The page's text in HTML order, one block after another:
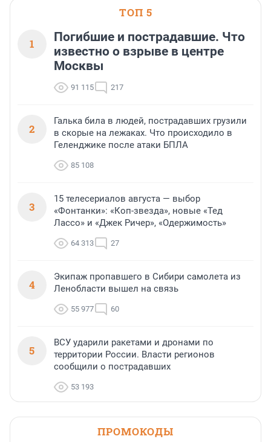
ТОП 5
1
Погибшие и пострадавшие. Что
известно о взрыве в центре
Москвы
91 115 217
2
Галька била в людей, пострадавших грузили
в скорые на лежаках. Что происходило в
Геленджике после атаки БПЛА
85 108
3
15 телесериалов августа — выбор
«Фонтанки»: «Коп-звезда», новые «Тед
Лассо» и «Джек Ричер», «Одержимость»
64 313 27
4
Экипаж пропавшего в Сибири самолета из
Ленобласти вышел на связь
55 977 60
5
ВСУ ударили ракетами и дронами по
территории России. Власти регионов
сообщили о пострадавших
53 193
ПРОМОКОДЫ